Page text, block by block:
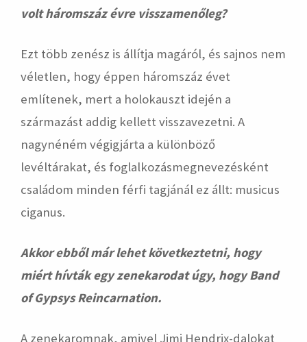
volt háromszáz évre visszamenőleg?
Ezt több zenész is állítja magáról, és sajnos nem
véletlen, hogy éppen háromszáz évet
említenek, mert a holokauszt idején a
származást addig kellett visszavezetni. A
nagynéném végigjárta a különböző
levéltárakat, és foglalkozásmegnevezésként
családom minden férfi tagjánál ez állt: musicus
ciganus.
Akkor ebből már lehet következtetni, hogy
miért hívták egy zenekarodat úgy, hogy Band
of Gypsys Reincarnation.
A zenekaromnak, amivel Jimi Hendrix-dalokat